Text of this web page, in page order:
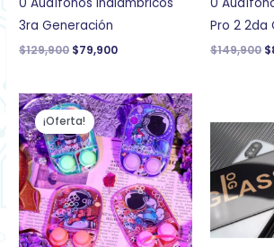
3ra Generación
$129,900 $79,900
Pro 2 2da
$149,900 $
¡Oferta!
El
precio
original
era:
$19,900.
El
precio
actual
es:
$12,500.